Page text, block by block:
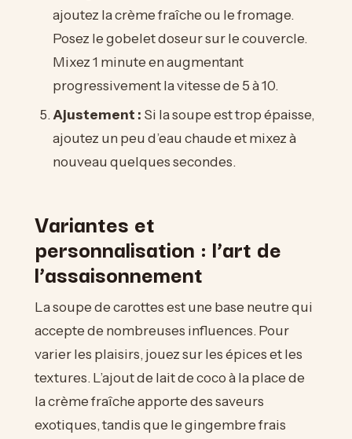
ajoutez la crème fraîche ou le fromage.
Posez le gobelet doseur sur le couvercle.
Mixez 1 minute en augmentant
progressivement la vitesse de 5 à 10.
Ajustement : Si la soupe est trop épaisse,
ajoutez un peu d’eau chaude et mixez à
nouveau quelques secondes.
Variantes et
personnalisation : l’art de
l’assaisonnement
La soupe de carottes est une base neutre qui
accepte de nombreuses influences. Pour
varier les plaisirs, jouez sur les épices et les
textures. L’ajout de lait de coco à la place de
la crème fraîche apporte des saveurs
exotiques, tandis que le gingembre frais